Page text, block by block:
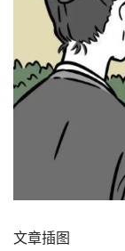
文章插图